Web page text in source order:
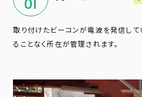
01
取り付けたビーコンが電波を発信し
ることなく所在が管理されます。